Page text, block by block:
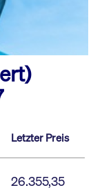
Letzter Preis
26.355,35